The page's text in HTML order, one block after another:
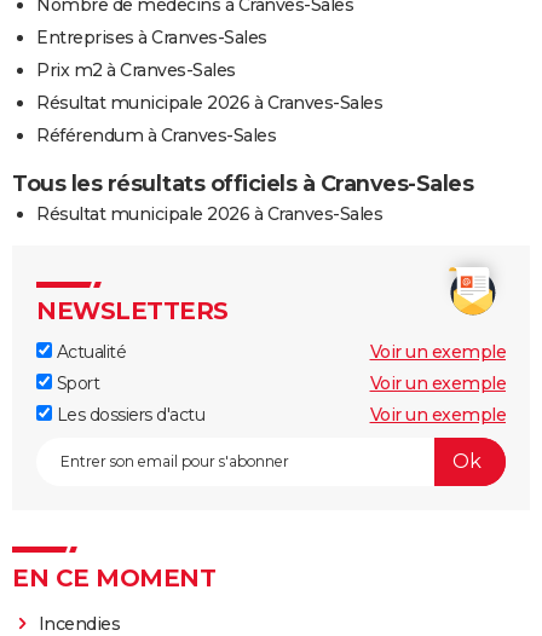
Entreprises à Cranves-Sales
Prix m2 à Cranves-Sales
Résultat municipale 2026 à Cranves-Sales
Référendum à Cranves-Sales
Tous les résultats officiels à Cranves-Sales
Résultat municipale 2026 à Cranves-Sales
NEWSLETTERS
Actualité
Voir un exemple
Sport
Voir un exemple
Les dossiers d'actu
Voir un exemple
EN CE MOMENT
Incendies